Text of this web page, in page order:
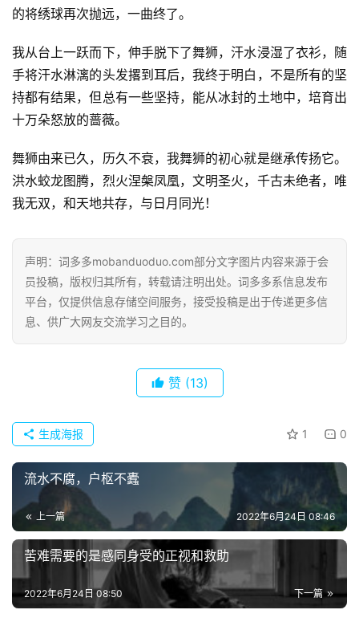
好
词
好
句
经
歌
词
诗
词
常
用
网
络
热
词
电
影
词
登录 注册
的将绣球再次抛远，一曲终了。
我从台上一跃而下，伸手脱下了舞狮，汗水浸湿了衣衫，随
手将汗水淋漓的头发撂到耳后，我终于明白，不是所有的坚
持都有结果，但总有一些坚持，能从冰封的土地中，培育出
十万朵怒放的蔷薇。
舞狮由来已久，历久不衰，我舞狮的初心就是继承传扬它。
洪水蛟龙图腾，烈火涅槃凤凰，文明圣火，千古未绝者，唯
我无双，和天地共存，与日月同光！
声明：词多多mobanduoduo.com部分文字图片内容来源于会
员投稿，版权归其所有，转载请注明出处。词多多系信息发布
平台，仅提供信息存储空间服务，接受投稿是出于传递更多信
息、供广大网友交流学习之目的。
赞 (13)
1 0
生成海报
流水不腐，户枢不蠹
上一篇 2022年6月24日 08:46
苦难需要的是感同身受的正视和救助
下一篇
2022年6月24日 08:50